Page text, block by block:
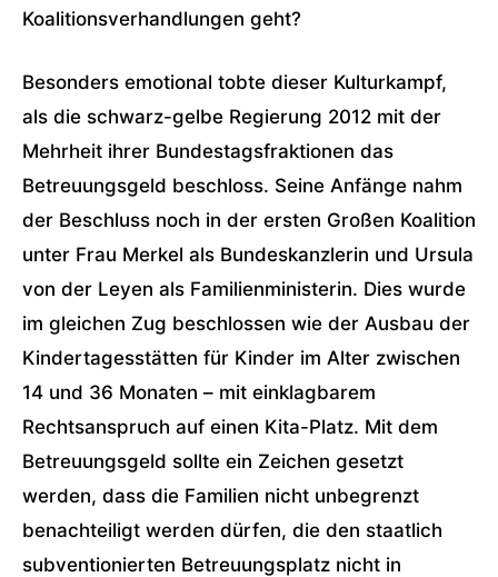
Koalitionsverhandlungen geht?
Besonders emotional tobte dieser Kulturkampf,
als die schwarz-gelbe Regierung 2012 mit der
Mehrheit ihrer Bundestagsfraktionen das
Betreuungsgeld beschloss. Seine Anfänge nahm
der Beschluss noch in der ersten Großen Koalition
unter Frau Merkel als Bundeskanzlerin und Ursula
von der Leyen als Familienministerin. Dies wurde
im gleichen Zug beschlossen wie der Ausbau der
Kindertagesstätten für Kinder im Alter zwischen
14 und 36 Monaten – mit einklagbarem
Rechtsanspruch auf einen Kita-Platz. Mit dem
Betreuungsgeld sollte ein Zeichen gesetzt
werden, dass die Familien nicht unbegrenzt
benachteiligt werden dürfen, die den staatlich
subventionierten Betreuungsplatz nicht in